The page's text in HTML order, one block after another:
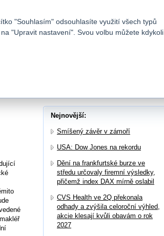
bez poplatků a
Nejnovější:
Smíšený závěr v zámoří
USA: Dow Jones na rekordu
Dění na frankfurtské burze ve
středu určovaly firemní výsledky,
přičemž index DAX mírně oslabil
CVS Health ve 2Q překonala
odhady a zvýšila celoroční výhled,
akcie klesají kvůli obavám o rok
2027
"Souhlasím" odsouhlasíte využití všech typů
"Upravit nastavení". Svou volbu můžete kdykoli